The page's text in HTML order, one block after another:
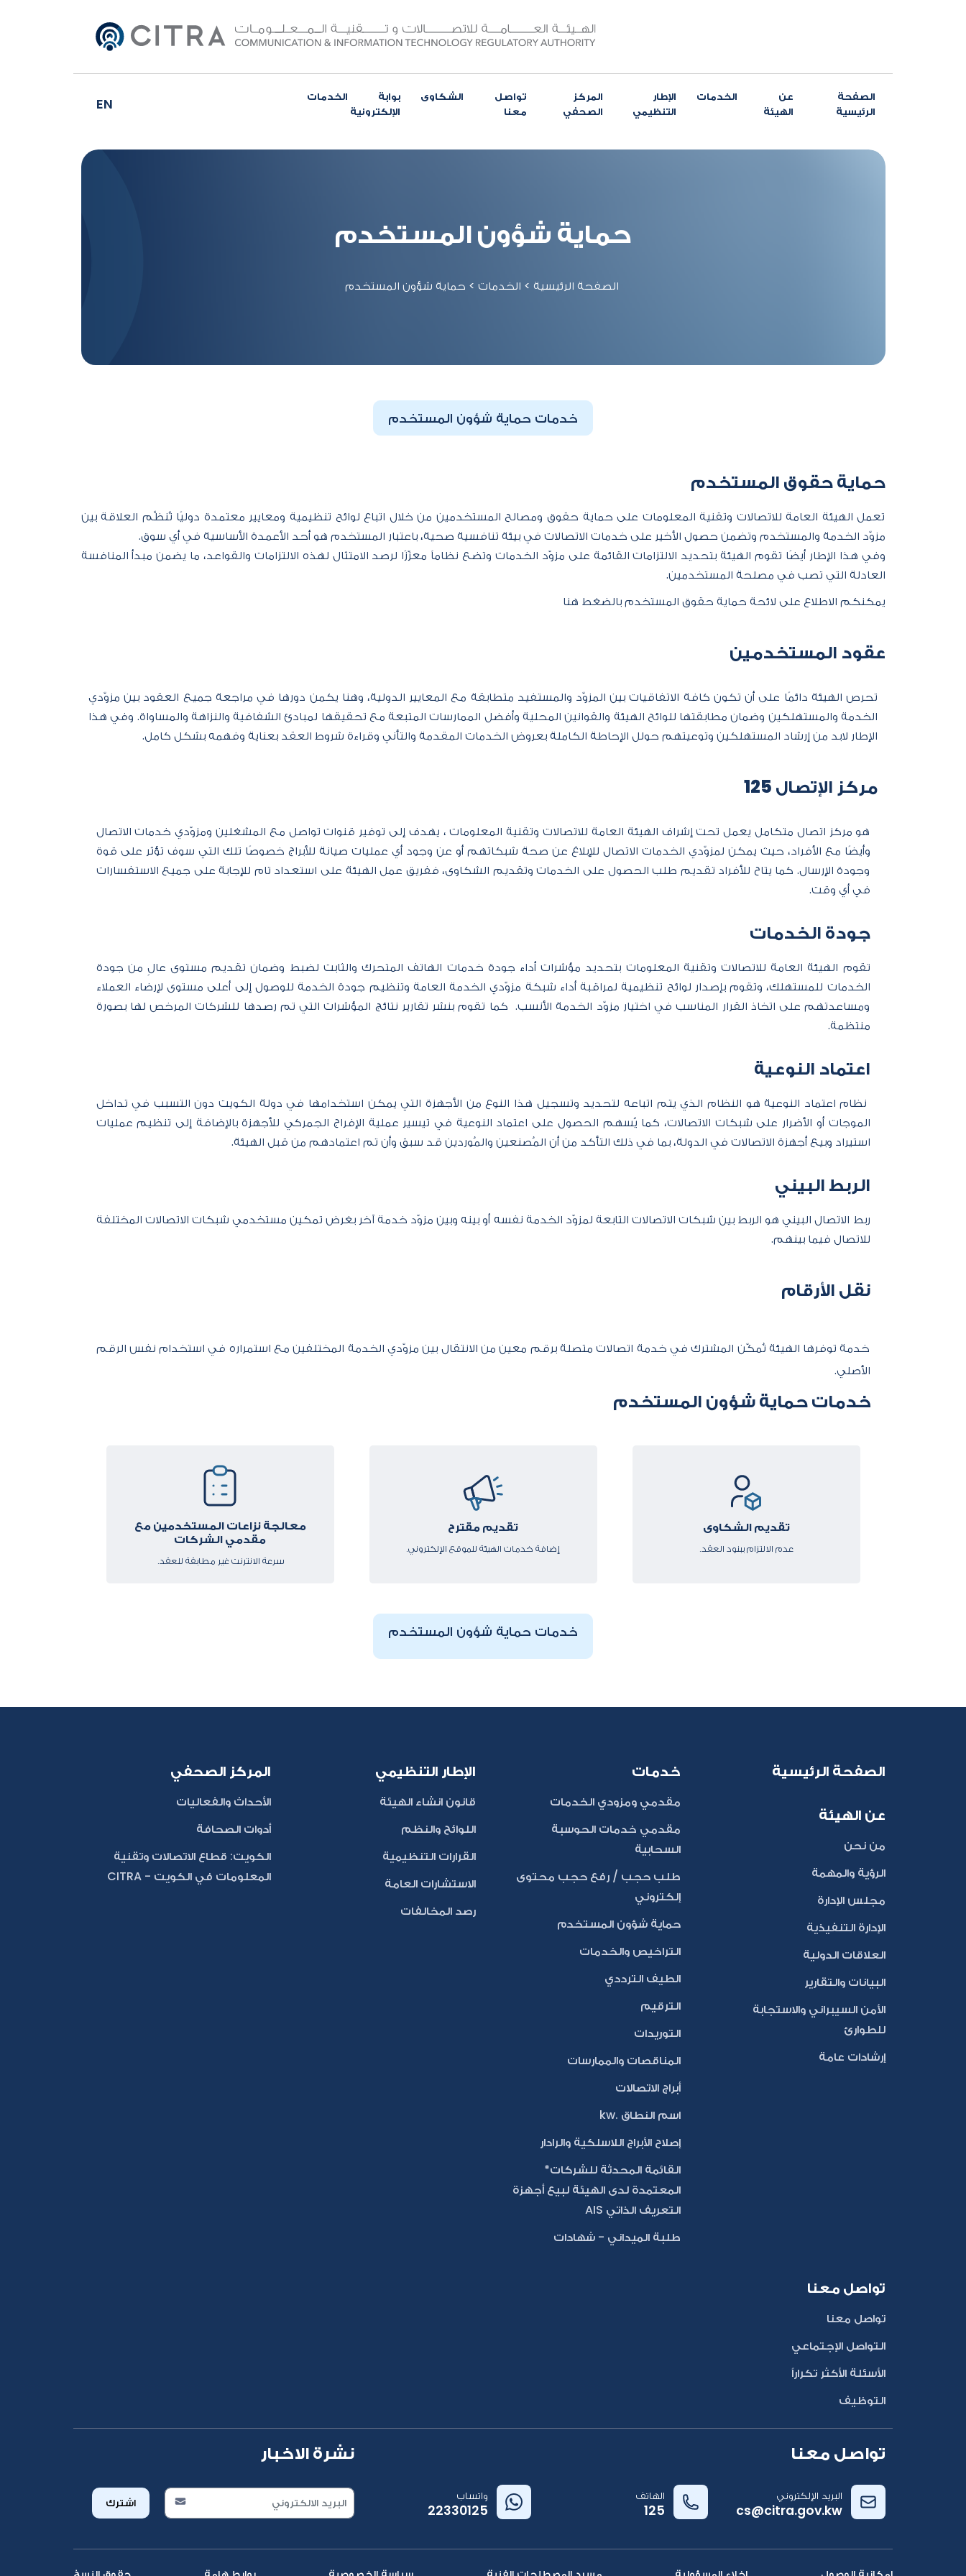
الصفحة
الرئيسية
عن
الهيئة
الخدمات
الإطار
التنظيمي
المركز
الصحفي
تواصل
معنا
الشكاوى
بوابة الخدمات
الإلكترونية
EN
حماية شؤون المستخدم
الصفحة الرئيسية > الخدمات > حماية شؤون المستخدم
​خدمات حماية شؤون​ المستخدم
حماية حقوق المستخدم​​​​
تعمل الهيئة العامة للاتصالات وتقنية المعلومات على حماية حقوق ومصالح المستخدمين من خلال اتباع لوائح تنظيمية ومعايير معتمدة دوليًا تُنظِّم العلاقة بين
مزوّد الخدمة والمستخدم وتضمن حصول الأخير على خدمات الاتصالات في بيئة تنافسية صحية، باعتبار المستخدم هو أحد الأعمدة الأساسية في أي سوق.
وفي هذا الإطار أيضًا تقوم الهيئة بتحديد الالتزامات القائمة على مزوّد الخدمات وتضع نظاماً معزّزًا لرصد الامتثال لهذه الالتزامات والقواعد، ما يضمن مبدأ المنافسة
العادلة التي تصب في مصلحة المستخدمين.
يمكنكم الاطلاع على لائحة حماية حقوق المستخدم بالضغط هنا​
عقود المستخدمين
تحرص الهيئة دائمًا على أن تكون كافة الاتفاقيات بين المزوّد والمستفيد متطابقة مع المعايير الدولية، وهنا يكمن دورها في مراجعة جميع العقود بين مزوّدي
الخدمة والمستهلكين وضمان مطابقتها للوائح الهيئة والقوانين المحلية وأفضل الممارسات المتبعة مع تحقيقها لمبادئ الشفافية والنزاهة والمساواة. وفي هذا
الإطار لابد من إرشاد المستهلكين وتوعيتهم حولل الإحاطة الكاملة بعروض الخدمات المقدمة والتأني وقراءة شروط العقد بعناية وفهمه بشكل كامل.​​
مركز الإتصال 125
هو مركز اتصال متكامل يعمل تحت إشراف الهيئة العامة للاتصالات وتقنية المعلومات ، يهدف إلى توفير قنوات تواصل مع المشغلين ومزوّدي خدمات الاتصال
وأيضًا مع الأفراد، حيث يمكن لمزوّدي الخدمات الاتصال للإبلاغ عن صحة شبكاتهم أو عن وجود أي عمليات صيانة للأبراج خصوصًا تلك التي سوف تؤثر على قوة
وجودة الإرسال. كما يتاح للأفراد تقديم طلب الحصول على الخدمات وتقديم الشكاوى، ففريق عمل الهيئة على استعداد تام للإجابة على جميع الاستفسارات
في أي وقت.
جودة الخدمات
​تقوم الهيئة العامة للاتصالات وتقنية المعلومات بتحديد مؤشرات أداء جودة خدمات الهاتف المتحرك والثابت لضبط وضمان تقديم مستوى عالٍ من جودة
الخدمات للمستهلك، وتقوم بإصدار لوائح تنظيمية لمراقبة أداء شبكة مزوّدي الخدمة العامة وتنظيم جودة الخدمة للوصول إلى أعلى مستوى لإرضاء العملاء
ومساعدتهم على اتخاذ القرار المناسب في اختيار مزوّد الخدمة الأنسب. ​ كما تقوم بنشر تقارير نتائج المؤشرات التي تم رصدها للشركات المرخص لها بصورة
منتظمة.
​اعتماد النوعية
نظام اعتماد النوعية هو النظام الذي يتم اتباعه لتحديد وتسجيل هذا النوع من الأجهزة التي يمكن استخدامها في دولة الكويت دون التسبب في تداخل
الموجات أو الأضرار على شبكات الاتصالات، كما يُسهم الحصول على اعتماد النوعية في تيسير عملية الإفراج الجمركي للأجهزة بالإضافة إلى تنظيم عمليات
استيراد وبيع أجهزة الاتصالات في الدولة، بما في ذلك التأكد من أن المُصنعين والمُوردين قد سبق وأن تم اعتمادهم من قبل الهيئة.
الربط البيني
ربط الاتصال البيني هو الربط بين شبكات الاتصالات التابعة لمزوّد الخدمة نفسه أو بينه وبين مزوّد خدمة آخر بغرض تمكين مستخدمي شبكات الاتصالات المختلفة
للاتصال فيما بينهم.
نقل الأرقام
خدمة توفرها الهيئة تُمكّن المشترك في خدمة اتصالات متصلة برقم معين من الانتقال بين مزوّدي الخدمة المختلفين مع استمراره في استخدام نفس الرقم
الأصلي.​
​خدمات حماية شؤون المستخدم
تقديم الشكاوى
عدم الالتزام ببنود العقد.
تقديم مقترح
​إضافة خدمات الهيئة للموقع الإلكتروني.
معالجة نزاعات المستخدمين مع
مقدمي الشركات
​​سرعة الانترنت غير مطابقة للعقد. ​​
​خدمات حماية شؤون​ المستخدم
الصفحة الرئيسية
عن الهيئة
من نحن
الرؤية والمهمة
مجلس الإدارة
الإدارة التنفيذية
العلاقات الدولية
البيانات والتقارير
الأمن السيبراني والاستجابة
للطوارئ
إرشادات عامة
خدمات
مقدمي ومزودي الخدمات
مقدمي خدمات الحوسبة
السحابية
طلب حجب / رفع حجب محتوى
إلكتروني
حماية شؤون المستخدم
التراخيص والخدمات
الطيف الترددي
الترقيم
التوريدات
المناقصات والممارسات
أبراج الاتصالات
اسم النطاق .kw
إصلاح الأبراج اللاسلكية والرادار
القائمة المحدثة للشركات*
المعتمدة لدى الهيئة لبيع أجهزة
التعريف الذاتي AIS
طلبة الميداني - شهادات
الإطار التنظيمي
قانون انشاء الهيئة
اللوائح والنظم
القرارات التنظيمية
الاستشارات العامة
رصد المخالفات
المركز الصحفي
الأحداث والفعاليات
أدوات الصحافة
الكويت: قطاع الاتصالات وتقنية
المعلومات في الكويت - CITRA
تواصل معنا
تواصل معنا
التواصل الإجتماعي
الأسئلة الأكثر تكراراً
التوظيف
تواصل معنا
البريد الإلكتروني
cs@citra.gov.kw
الهاتف
125
واتساب
22330125
نشرة الاخبار
اشترك